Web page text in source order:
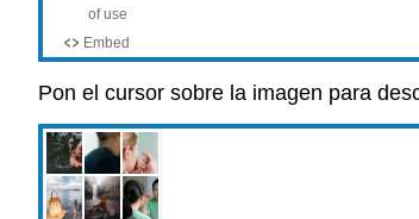
Pon el cursor sobre la imagen para